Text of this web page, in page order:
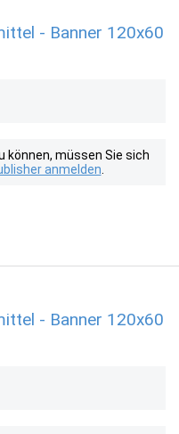
- Banner 120x60
können, müssen Sie sich
anmelden
- Banner 120x60